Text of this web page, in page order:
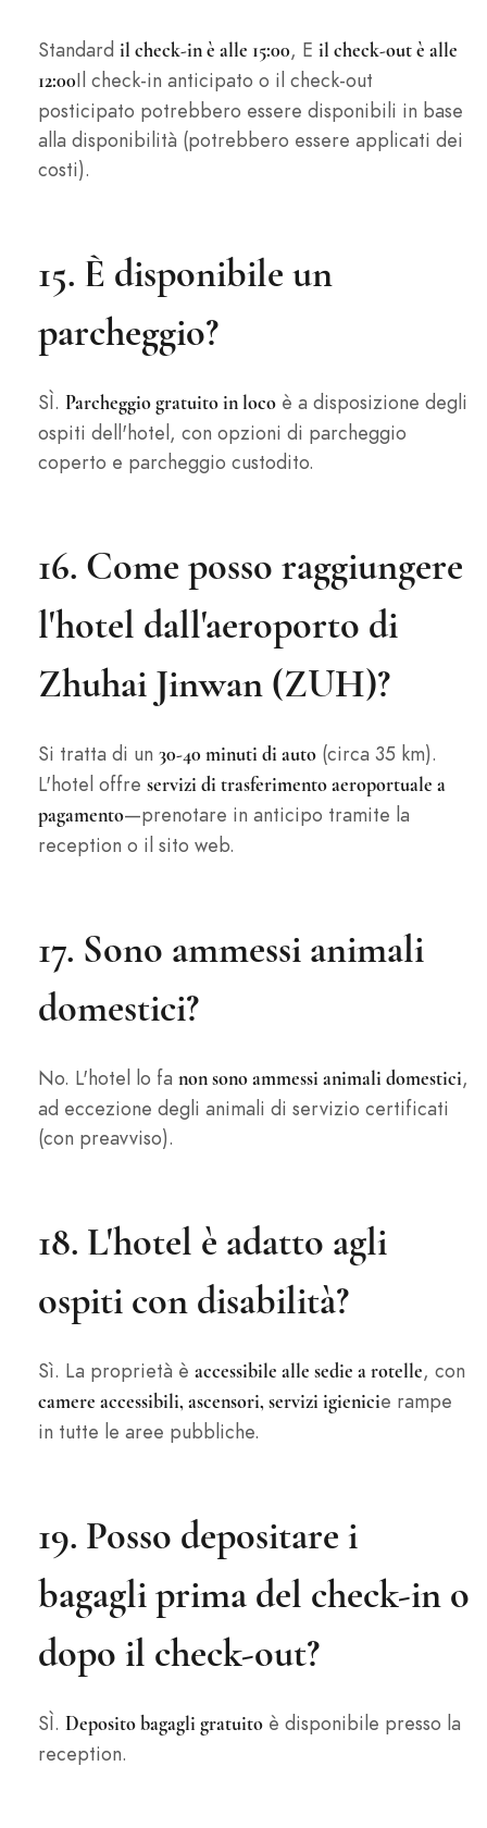
Standard il check-in è alle 15:00, E il check-out è alle
12:00Il check-in anticipato o il check-out
posticipato potrebbero essere disponibili in base
alla disponibilità (potrebbero essere applicati dei
costi).
15. È disponibile un
parcheggio?
SÌ. Parcheggio gratuito in locoè a disposizione degli
ospiti dell'hotel, con opzioni di parcheggio
coperto e parcheggio custodito.
16. Come posso raggiungere
l'hotel dall'aeroporto di
Zhuhai Jinwan (ZUH)?
Si tratta di un 30-40 minuti di auto(circa 35 km).
L'hotel offre servizi di trasferimento aeroportuale a
pagamento—prenotare in anticipo tramite la
reception o il sito web.
17. Sono ammessi animali
domestici?
No. L'hotel lo fa non sono ammessi animali domestici,
ad eccezione degli animali di servizio certificati
(con preavviso).
18. L'hotel è adatto agli
ospiti con disabilità?
Sì. La proprietà è accessibile alle sedie a rotelle, con
camere accessibili, ascensori, servizi igienicie rampe
in tutte le aree pubbliche.
19. Posso depositare i
bagagli prima del check-in o
dopo il check-out?
SÌ. Deposito bagagli gratuitoè disponibile presso la
reception.